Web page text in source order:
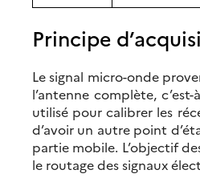
Principe
Le signal micro-onde
l’antenne complète,
utilisé pour calibrer les
d’avoir un autre point
partie mobile. L’objectif
le routage des signaux